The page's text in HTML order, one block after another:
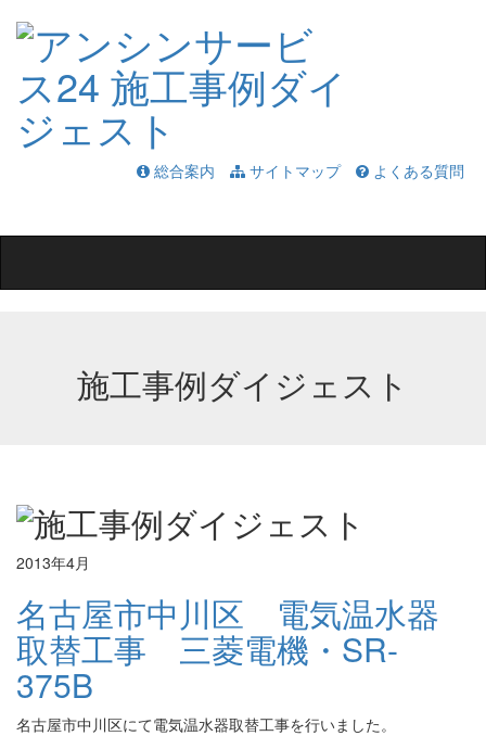
総合案内 サイトマップ
よくある質問
施工事例ダイジェスト
2013年4月
名古屋市中川区 電気温水器
取替工事 三菱電機・SR-
375B
名古屋市中川区にて電気温水器取替工事を行いました。